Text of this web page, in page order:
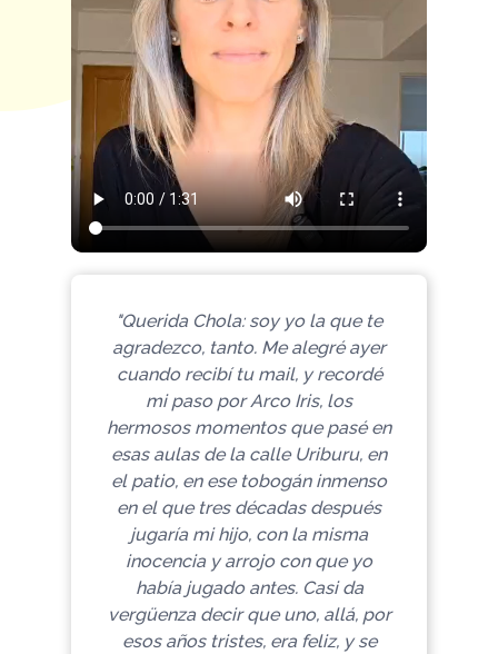
"Querida Chola: soy yo la que te
agradezco, tanto. Me alegré ayer
cuando recibí tu mail, y recordé
mi paso por Arco Iris, los
hermosos momentos que pasé en
esas aulas de la calle Uriburu, en
el patio, en ese tobogán inmenso
en el que tres décadas después
jugaría mi hijo, con la misma
inocencia y arrojo con que yo
había jugado antes. Casi da
vergüenza decir que uno, allá, por
esos años tristes, era feliz, y se